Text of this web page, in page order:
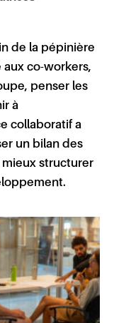
de la pépinière
co-workers,
penser les
à
collaboratif a
un bilan des
structurer